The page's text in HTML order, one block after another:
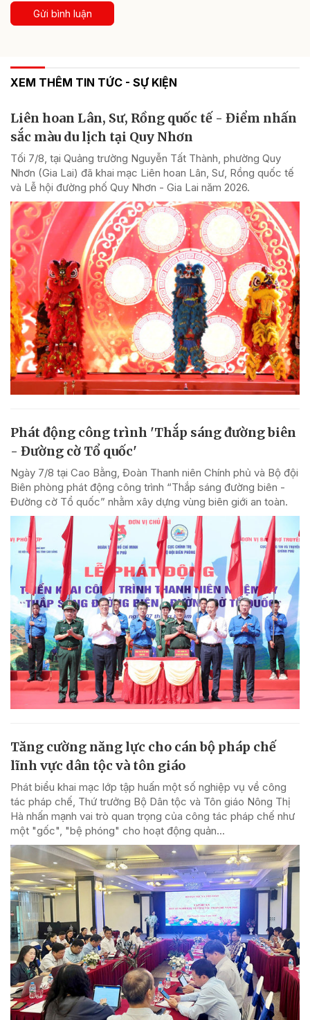
Gửi bình luận
XEM THÊM TIN TỨC - SỰ KIỆN
Liên hoan Lân, Sư, Rồng quốc tế - Điểm nhấn
sắc màu du lịch tại Quy Nhơn
Tối 7/8, tại Quảng trường Nguyễn Tất Thành, phường Quy
Nhơn (Gia Lai) đã khai mạc Liên hoan Lân, Sư, Rồng quốc tế
và Lễ hội đường phố Quy Nhơn - Gia Lai năm 2026.
Phát động công trình 'Thắp sáng đường biên
- Đường cờ Tổ quốc'
Ngày 7/8 tại Cao Bằng, Đoàn Thanh niên Chính phủ và Bộ đội
Biên phòng phát động công trình “Thắp sáng đường biên -
Đường cờ Tổ quốc” nhằm xây dựng vùng biên giới an toàn.
Tăng cường năng lực cho cán bộ pháp chế
lĩnh vực dân tộc và tôn giáo
Phát biểu khai mạc lớp tập huấn một số nghiệp vụ về công
tác pháp chế, Thứ trưởng Bộ Dân tộc và Tôn giáo Nông Thị
Hà nhấn mạnh vai trò quan trọng của công tác pháp chế như
một "gốc", "bệ phóng" cho hoạt động quản...